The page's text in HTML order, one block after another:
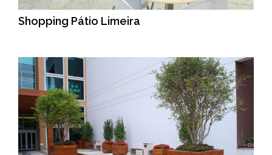
Shopping Pátio Limeira